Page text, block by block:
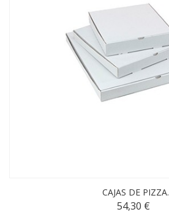
CAJAS DE
54,30 €